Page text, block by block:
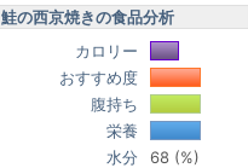
鮭の西京焼きの食品分析
カロリー
おすすめ度
腹持ち
栄養
水分
68 (%)